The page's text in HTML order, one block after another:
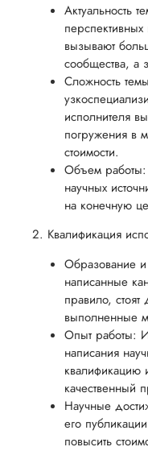
вам
в
вам
Мы
стремимся
осуществлять
процесс
возврата
способом,
удобным
для вас,
разумные
сроки
утверждения
запроса
возврат.
все
Актуальность
вызывают
сообщества, а
Сложность
исполнителя
погружения в
стоимости.
Объем работы:
научных
на конечную
2. Квалификация
Образование и
написанные
правило,
выполненные
Опыт работы:
написания
квалификацию
качественный
Научные
его
повысить